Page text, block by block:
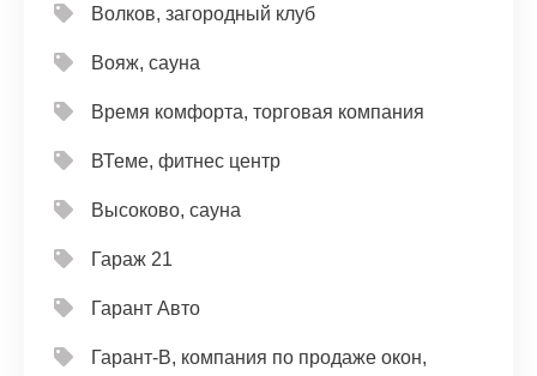
Волков, загородный клуб
Вояж, сауна
Время комфорта, торговая компания
ВТеме, фитнес центр
Высоково, сауна
Гараж 21
Гарант Авто
Гарант-В, компания по продаже окон,